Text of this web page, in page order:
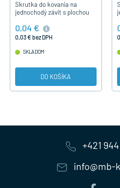
Skrutka do kovania na
jednochodý závit s plochou
upevnenie časti kovania u
plastových okien a dverí.
0,04 €
0,03 € bez DPH
SKLADOM
DO KOŠÍKA
+421
info@mb-